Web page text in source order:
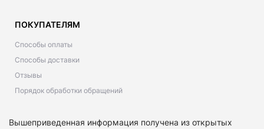
ПОКУПАТЕЛЯМ
Способы оплаты
Способы доставки
Отзывы
Порядок обработки обращений
Вышеприведенная информация получена из открытых